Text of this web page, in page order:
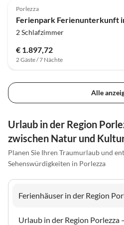
Porlezza
2 Schlafzimmer
€ 1.897,72
2 Gäste / 7 Nächte
Alle
Urlaub in der Region
zwischen Natur und
Planen Sie Ihren Traumurlaub und
Sehenswürdigkeiten in Porlezza
Ferienhäuser in der Region
Urlaub in der Region Porlezza